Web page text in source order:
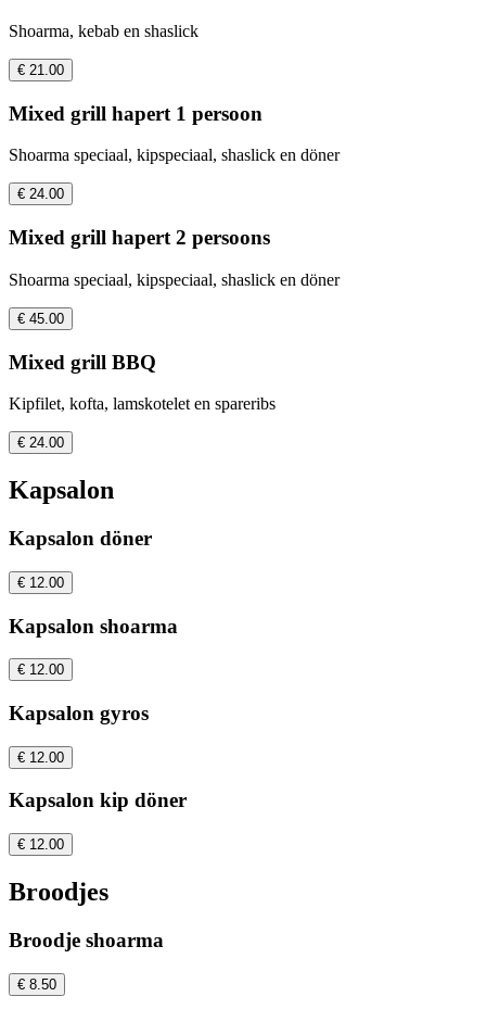
Shoarma, kebab en shaslick
€ 21.00
Mixed grill hapert 1 persoon
Shoarma speciaal, kipspeciaal, shaslick en döner
€ 24.00
Mixed grill hapert 2 persoons
Shoarma speciaal, kipspeciaal, shaslick en döner
€ 45.00
Mixed grill BBQ
Kipfilet, kofta, lamskotelet en spareribs
€ 24.00
Kapsalon
Kapsalon döner
€ 12.00
Kapsalon shoarma
€ 12.00
Kapsalon gyros
€ 12.00
Kapsalon kip döner
€ 12.00
Broodjes
Broodje shoarma
€ 8.50